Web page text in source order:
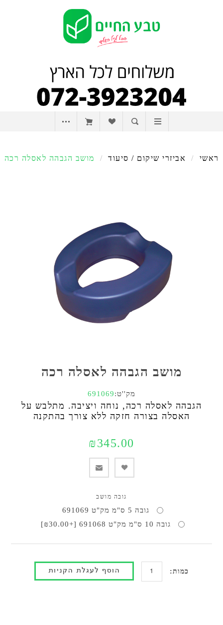
ראשי / אביזרי שיקום / סיעוד / מושב הגבהה לאסלה רכה
מושב הגבהה לאסלה רכה
מק''ט:691069
הגבהה לאסלה רכה, נוחה ויציבה. מתלבש על
האסלה בצורה חזקה ללא צורך בהתקנה
₪345.00
גובה מושב
גובה 5 ס"מ מק"ט 691069
גובה 10 ס"מ מק"ט 691068 [+₪30.00]
כמות: